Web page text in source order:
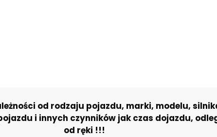
od rodzaju pojazdu, marki, modelu,
i innych czynników jak czas dojazdu,
od ręki !!!